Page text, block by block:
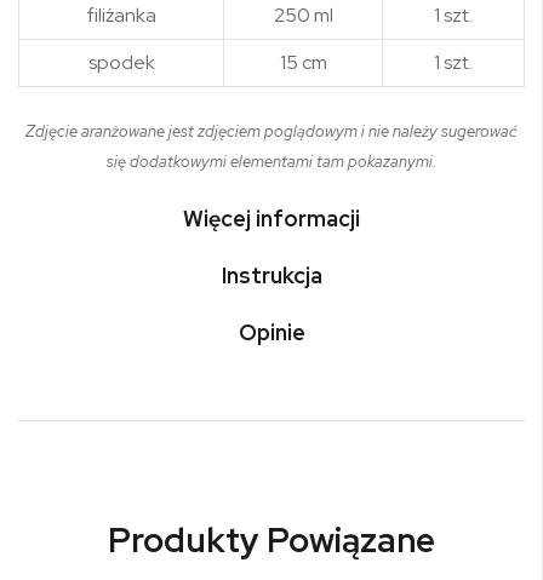
filiżanka 250 ml
1 szt.
spodek
15 cm 1 szt.
Zdjęcie aranżowane jest zdjęciem poglądowym i nie należy sugerować
się dodatkowymi elementami tam pokazanymi.
Więcej informacji
Instrukcja
Opinie
Produkty Powiązane